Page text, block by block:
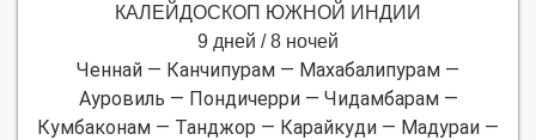
КАЛЕЙДОСКОП ЮЖНОЙ ИНДИИ
9 дней / 8 ночей
Ченнай — Канчипурам — Махабалипурам —
Ауровиль — Пондичерри — Чидамбарам —
Кумбаконам — Танджор — Карайкуди — Мадураи —